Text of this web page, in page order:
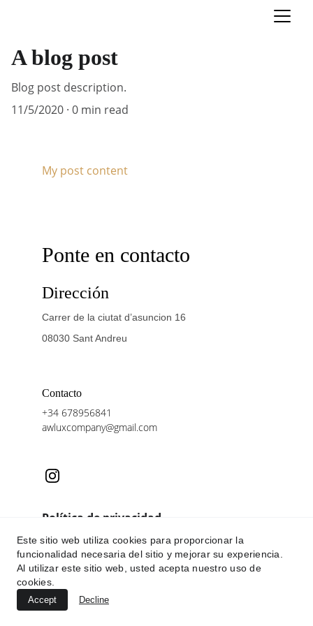
A blog post
Blog post description.
11/5/2020 0 min read
My post content
Ponte en contacto
Dirección
Carrer de la ciutat d’asuncion 16
08030 Sant Andreu
Contacto
+34 678956841
awluxcompany@gmail.com
Política de privacidad
Aviso legal
Politica de cookies
Este sitio web utiliza cookies para proporcionar la
funcionalidad necesaria del sitio y mejorar su experiencia.
Al utilizar este sitio web, usted acepta nuestro uso de
cookies.
Accept Decline